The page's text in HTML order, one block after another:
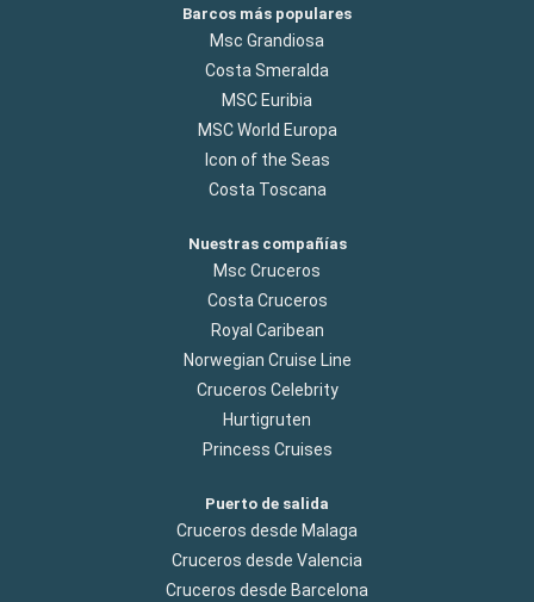
Barcos más populares
Msc Grandiosa
Costa Smeralda
MSC Euribia
MSC World Europa
Icon of the Seas
Costa Toscana
Nuestras compañías
Msc Cruceros
Costa Cruceros
Royal Caribean
Norwegian Cruise Line
Cruceros Celebrity
Hurtigruten
Princess Cruises
Puerto de salida
Cruceros desde Malaga
Cruceros desde Valencia
Cruceros desde Barcelona